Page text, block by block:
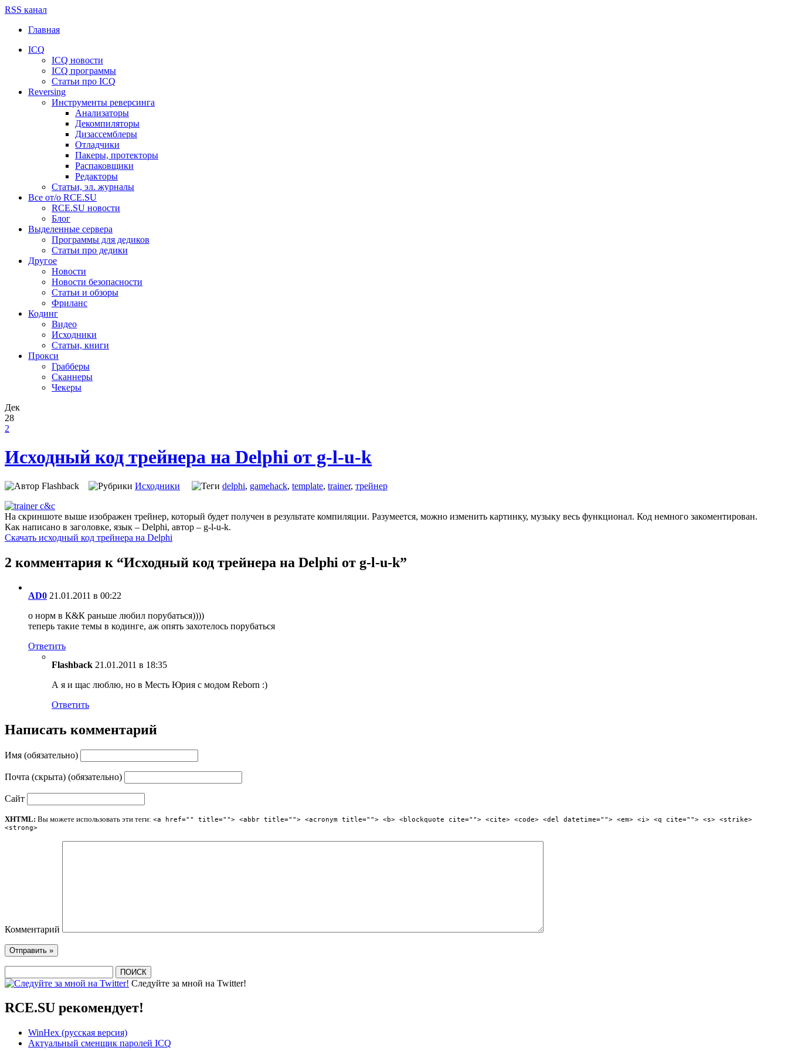
RSS канал
Главная
ICQ
ICQ новости
ICQ программы
Статьи про ICQ
Reversing
Инструменты реверсинга
Анализаторы
Декомпиляторы
Дизассемблеры
Отладчики
Пакеры, протекторы
Распаковщики
Редакторы
Статьи, эл. журналы
Все от/о RCE.SU
RCE.SU новости
Блог
Выделенные сервера
Программы для дедиков
Статьи про дедики
Другое
Новости
Новости безопасности
Статьи и обзоры
Фриланс
Кодинг
Видео
Исходники
Статьи, книги
Прокси
Грабберы
Сканнеры
Чекеры
Дек
28
2
Исходный код трейнера на Delphi от g-l-u-k
Flashback Исходники delphi, gamehack, template, trainer, трейнер
На скриншоте выше изображен трейнер, который будет получен в результате компиляции. Разумеется, можно изменить картинку, музыку весь функционал. Код немного закоментирован.
Как написано в заголовке, язык – Delphi, автор – g-l-u-k.
Скачать исходный код трейнера на Delphi
2 комментария к “Исходный код трейнера на Delphi от g-l-u-k”
AD0 21.01.2011 в 00:22
о норм в К&К раньше любил порубаться))))
теперь такие темы в кодинге, аж опять захотелось порубаться
Ответить
Flashback 21.01.2011 в 18:35
А я и щас люблю, но в Месть Юрия с модом Reborn :)
Ответить
Написать комментарий
Имя (обязательно)
Почта (скрыта) (обязательно)
Сайт
XHTML: Вы можете использовать эти теги: <a href="" title=""> <abbr title=""> <acronym title=""> <b> <blockquote cite=""> <cite> <code> <del datetime=""> <em> <i> <q cite=""> <s> <strike>
<strong>
Комментарий
Следуйте за мной на Twitter!
RCE.SU рекомендует!
WinHex (русская версия)
Актуальный сменщик паролей ICQ